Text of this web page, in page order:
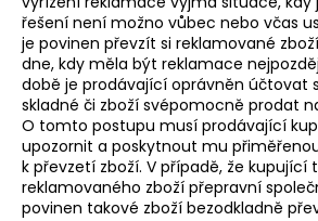
řešení není možno vůbec nebo včas
je povinen převzít si reklamované
dne, kdy měla být reklamace
době je prodávající oprávněn účtovat
skladné či zboží svépomocně prodat
O tomto postupu musí prodávající
upozornit a poskytnout mu
k převzetí zboží. V případě, že kupující
reklamovaného zboží přepravní
povinen takové zboží bezodkladně